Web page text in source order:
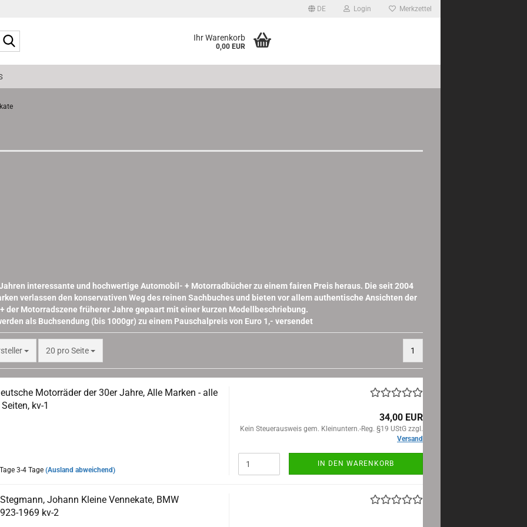
DE Login Merkzettel
Ihr Warenkorb
0,00 EUR
interessante und hochwertige Automobil- + Motorradbücher zu einem fairen Preis heraus. Die seit 2004
verlassen den konservativen Weg des reinen Sachbuches und bieten vor allem authentische Ansichten der
der Motorradszene früherer Jahre gepaart mit einer kurzen Modellbeschriebung.
als Buchsendung (bis 1000gr) zu einem Pauschalpreis von Euro 1,- versendet
20 pro Seite
pro Seite 1
Motorräder der 30er Jahre, Alle Marken - alle
kv-1
3-4 Tage (Ausland abweichend)
34,00 EUR
Kein Steuerausweis gem. Kleinuntern.-Reg. §19 UStG zzgl.
Versand
IN DEN WARENKORB
Johann Kleine Vennekate, BMW
1969 kv-2